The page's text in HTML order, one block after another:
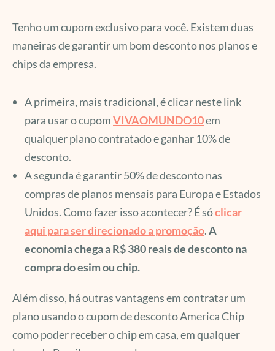
Tenho um cupom exclusivo para você. Existem duas
maneiras de garantir um bom desconto nos planos e
chips da empresa.
A primeira, mais tradicional, é clicar neste link
para usar o cupomVIVAOMUNDO10em
qualquer plano contratado e ganhar 10% de
desconto.
A segunda é garantir 50% de desconto nas
compras de planos mensais para Europa e Estados
Unidos. Como fazer isso acontecer? É sóclicar
aqui para ser direcionado a promoção.A
economia chega a R$ 380 reais de desconto na
compra do esim ou chip.
Além disso, há outras vantagens em contratar um
plano usando o cupom de desconto America Chip
como poder receber o chip em casa, em qualquer